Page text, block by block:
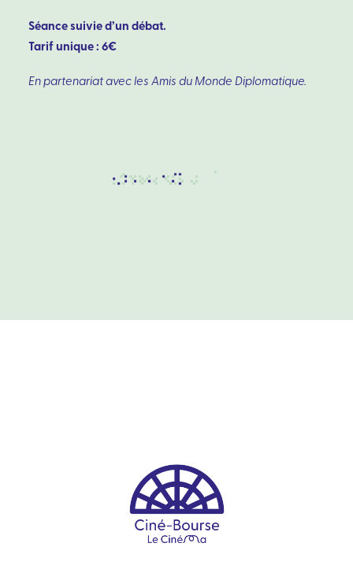
Séance suivie d’un débat.
Tarif unique : 6€
En partenariat avec les Amis du Monde Diplomatique.